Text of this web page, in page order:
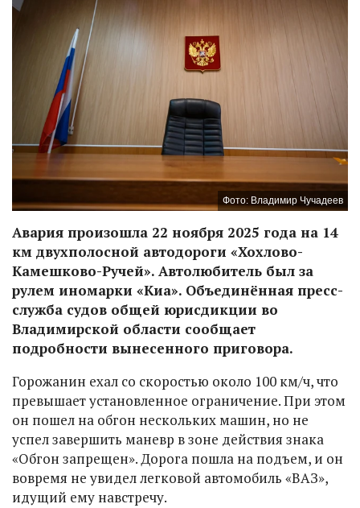
Фото: Владимир Чучадеев
Авария произошла 22 ноября 2025 года на 14
км двухполосной автодороги «Хохлово-
Камешково-Ручей». Автолюбитель был за
рулем иномарки «Киа». Объединённая пресс-
служба судов общей юрисдикции во
Владимирской области сообщает
подробности вынесенного приговора.
Горожанин ехал со скоростью около 100 км/ч, что
превышает установленное ограничение. При этом
он пошел на обгон нескольких машин, но не
успел завершить маневр в зоне действия знака
«Обгон запрещен». Дорога пошла на подъем, и он
вовремя не увидел легковой автомобиль «ВАЗ»,
идущий ему навстречу.